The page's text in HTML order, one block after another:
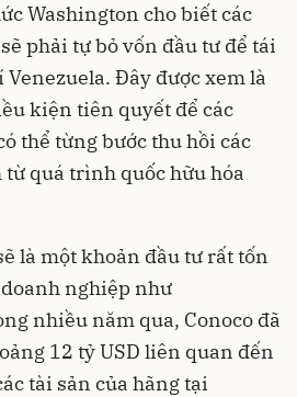
Washington cho biết các
phải tự bỏ vốn đầu tư để tái
Đây được xem là
kiện tiên quyết để các
thể từng bước thu hồi các
quá trình quốc hữu hóa
là một khoản đầu tư rất tốn
nghiệp như
nhiều năm qua, Conoco đã
12 tỷ USD liên quan đến
tài sản của hãng tại